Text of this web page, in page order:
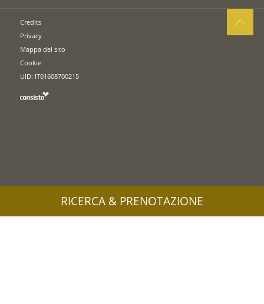
Credits
Privacy
Mappa del sito
Cookie
UID: IT01608700215
RICERCA & PRENOTAZIONE